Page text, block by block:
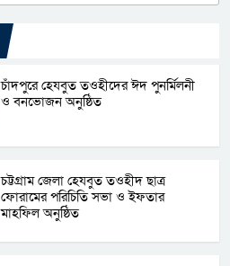
চাঁদপুরে হেযবুত তওহীদের ঈদ পুনর্মিলনী
ও বনভোজন অনুষ্ঠিত
চট্টগ্রাম জেলা হেযবুত তওহীদ ছাত্র
ফোরামের পরিচিতি সভা ও ইফতার
মাহফিল অনুষ্ঠিত